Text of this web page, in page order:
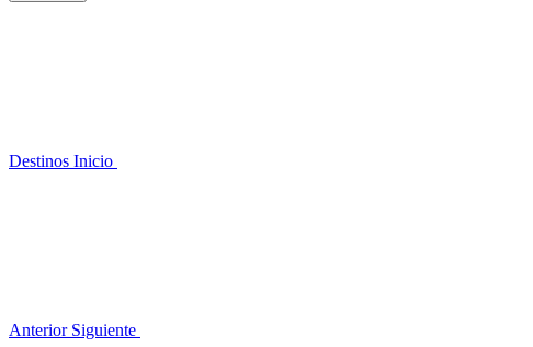
Destinos Inicio
Anterior Siguiente